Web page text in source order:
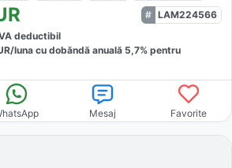
LAM224566
deductibil
lunacu dobăndă anuală 5,7% pentru
Mesaj Favorite